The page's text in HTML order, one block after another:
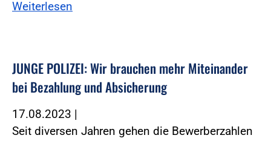
Weiterlesen
JUNGE POLIZEI: Wir brauchen mehr Miteinander
bei Bezahlung und Absicherung
17.08.2023 |
Seit diversen Jahren gehen die Bewerberzahlen